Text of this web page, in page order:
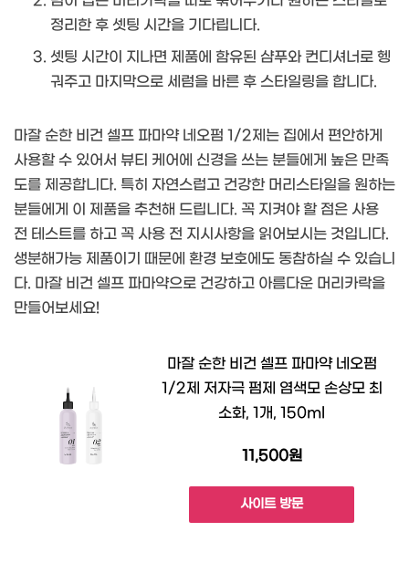
정리한 후 셋팅 시간을 기다립니다.
셋팅 시간이 지나면 제품에 함유된 샴푸와 컨디셔너로 헹
궈주고 마지막으로 세럼을 바른 후 스타일링을 합니다.
마잘 순한 비건 셀프 파마약 네오펌 1/2제는 집에서 편안하게
사용할 수 있어서 뷰티 케어에 신경을 쓰는 분들에게 높은 만족
도를 제공합니다. 특히 자연스럽고 건강한 머리스타일을 원하는
분들에게 이 제품을 추천해 드립니다. 꼭 지켜야 할 점은 사용
전 테스트를 하고 꼭 사용 전 지시사항을 읽어보시는 것입니다.
생분해가능 제품이기 때문에 환경 보호에도 동참하실 수 있습니
다. 마잘 비건 셀프 파마약으로 건강하고 아름다운 머리카락을
만들어보세요!
마잘 순한 비건 셀프 파마약 네오펌
1/2제 저자극 펌제 염색모 손상모 최
소화, 1개, 150ml
11,500원
사이트 방문